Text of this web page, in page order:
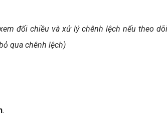
đối chiều và xử lý chênh lệch nếu theo
qua chênh lệch)
.